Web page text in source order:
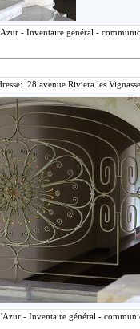
- Inventaire général -
28 avenue Riviera les
- Inventaire général -